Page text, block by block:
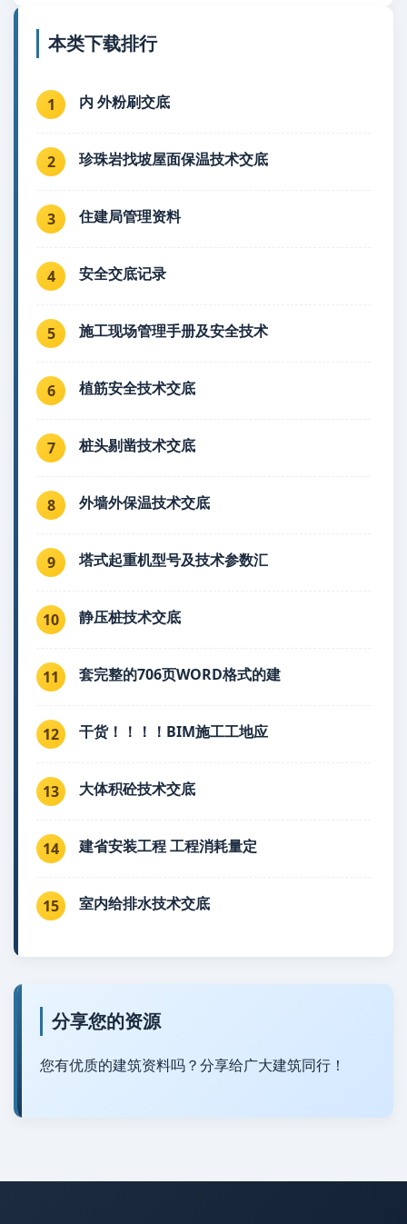
本类下载排行
1 内 外粉刷交底
2 珍珠岩找坡屋面保温技术交底
3 住建局管理资料
4 安全交底记录
5 施工现场管理手册及安全技术
6 植筋安全技术交底
7 桩头剔凿技术交底
8 外墙外保温技术交底
9 塔式起重机型号及技术参数汇
10 静压桩技术交底
11 套完整的706页WORD格式的建
12 干货！！！！BIM施工工地应
13 大体积砼技术交底
14 建省安装工程 工程消耗量定
15 室内给排水技术交底
分享您的资源
您有优质的建筑资料吗？分享给广大建筑同行！